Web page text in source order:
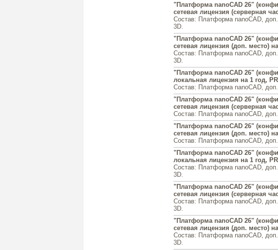
"Платформа nanoCAD 26"
сетевая лицензия (серверная
Состав: Платформа nanoCAD,
3D.
"Платформа nanoCAD 26"
сетевая лицензия (доп. место)
Состав: Платформа nanoCAD,
3D.
"Платформа nanoCAD 26"
локальная лицензия на 1 год,
Состав: Платформа nanoCAD,
"Платформа nanoCAD 26"
сетевая лицензия (серверная
Состав: Платформа nanoCAD,
"Платформа nanoCAD 26"
сетевая лицензия (доп. место)
Состав: Платформа nanoCAD,
"Платформа nanoCAD 26"
локальная лицензия на 1 год,
Состав: Платформа nanoCAD,
3D.
"Платформа nanoCAD 26"
сетевая лицензия (серверная
Состав: Платформа nanoCAD,
3D.
"Платформа nanoCAD 26"
сетевая лицензия (доп. место)
Состав: Платформа nanoCAD,
3D.